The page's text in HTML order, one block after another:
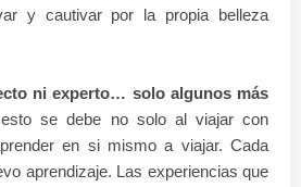
y cautivar por la propia belleza
ni experto… solo algunos más
se debe no solo al viajar con
en si mismo a viajar. Cada
aprendizaje. Las experiencias que